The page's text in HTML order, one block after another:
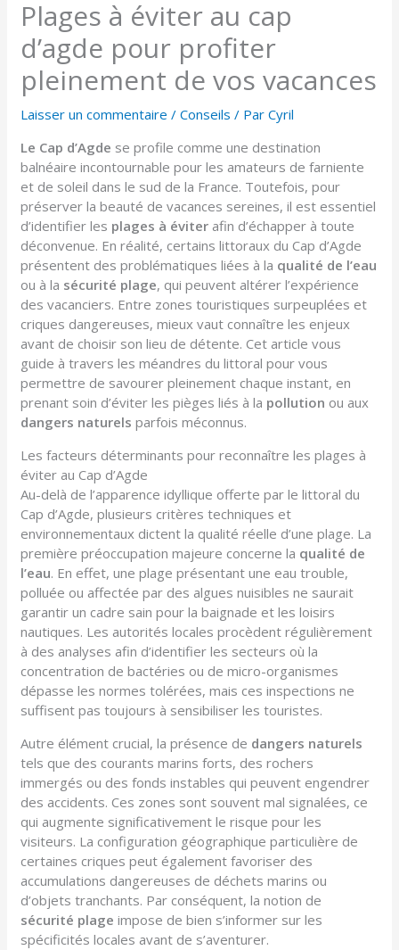
Plages à éviter au cap
d’agde pour profiter
pleinement de vos vacances
Laisser un commentaire /Conseils / ParCyril
Le Cap d’Agde se profile comme une destination
balnéaire incontournable pour les amateurs de farniente
et de soleil dans le sud de la France. Toutefois, pour
préserver la beauté de vacances sereines, il est essentiel
d’identifier les plages à éviter afin d’échapper à toute
déconvenue. En réalité, certains littoraux du Cap d’Agde
présentent des problématiques liées à la qualité de l’eau
ou à la sécurité plage, qui peuvent altérer l’expérience
des vacanciers. Entre zones touristiques surpeuplées et
criques dangereuses, mieux vaut connaître les enjeux
avant de choisir son lieu de détente. Cet article vous
guide à travers les méandres du littoral pour vous
permettre de savourer pleinement chaque instant, en
prenant soin d’éviter les pièges liés à la pollution ou aux
dangers naturels parfois méconnus.
Les facteurs déterminants pour reconnaître les plages à
éviter au Cap d’Agde
Au-delà de l’apparence idyllique offerte par le littoral du
Cap d’Agde, plusieurs critères techniques et
environnementaux dictent la qualité réelle d’une plage. La
première préoccupation majeure concerne la qualité de
l’eau. En effet, une plage présentant une eau trouble,
polluée ou affectée par des algues nuisibles ne saurait
garantir un cadre sain pour la baignade et les loisirs
nautiques. Les autorités locales procèdent régulièrement
à des analyses afin d’identifier les secteurs où la
concentration de bactéries ou de micro-organismes
dépasse les normes tolérées, mais ces inspections ne
suffisent pas toujours à sensibiliser les touristes.
Autre élément crucial, la présence de dangers naturels
tels que des courants marins forts, des rochers
immergés ou des fonds instables qui peuvent engendrer
des accidents. Ces zones sont souvent mal signalées, ce
qui augmente significativement le risque pour les
visiteurs. La configuration géographique particulière de
certaines criques peut également favoriser des
accumulations dangereuses de déchets marins ou
d’objets tranchants. Par conséquent, la notion de
sécurité plage impose de bien s’informer sur les
spécificités locales avant de s’aventurer.